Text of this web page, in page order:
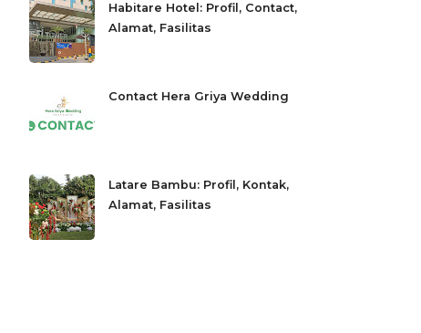
Habitare Hotel: Profil, Contact,
Alamat, Fasilitas
Contact Hera Griya Wedding
Latare Bambu: Profil, Kontak,
Alamat, Fasilitas